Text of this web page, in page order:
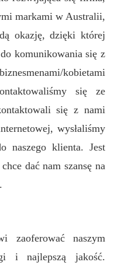
markami w Australii,
okazję, dzięki której
komunikowania się z
kobietami
się ze
się z nami
wysłaliśmy
naszego klienta. Jest
dać nam szansę na
zaoferować naszym
i najlepszą jakość.